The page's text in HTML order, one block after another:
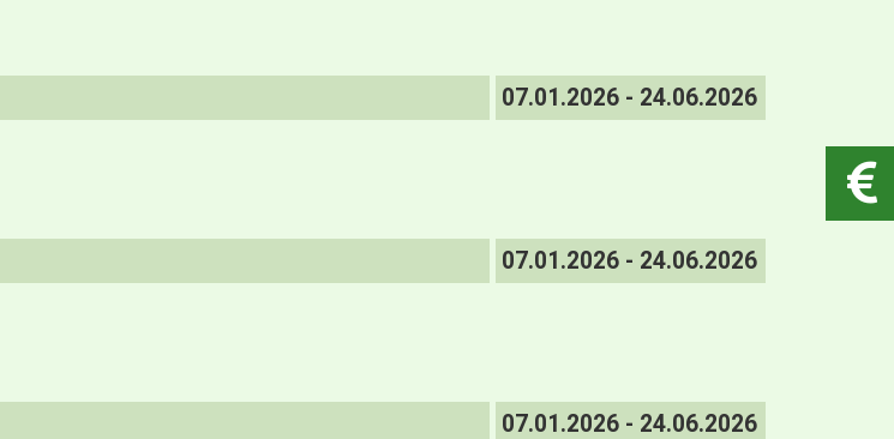
07.01.2026 - 24.06.2026
07.01.2026 - 24.06.2026
07.01.2026 - 24.06.2026